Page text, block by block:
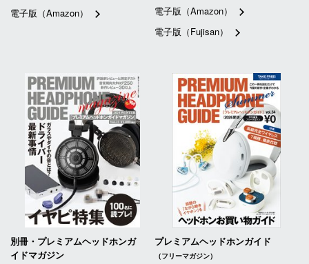
電子版（Amazon）
電子版（Amazon）
電子版（Fujisan）
別冊・プレミアムヘッドホンガ
イドマガジン
プレミアムヘッドホンガイド
（フリーマガジン）